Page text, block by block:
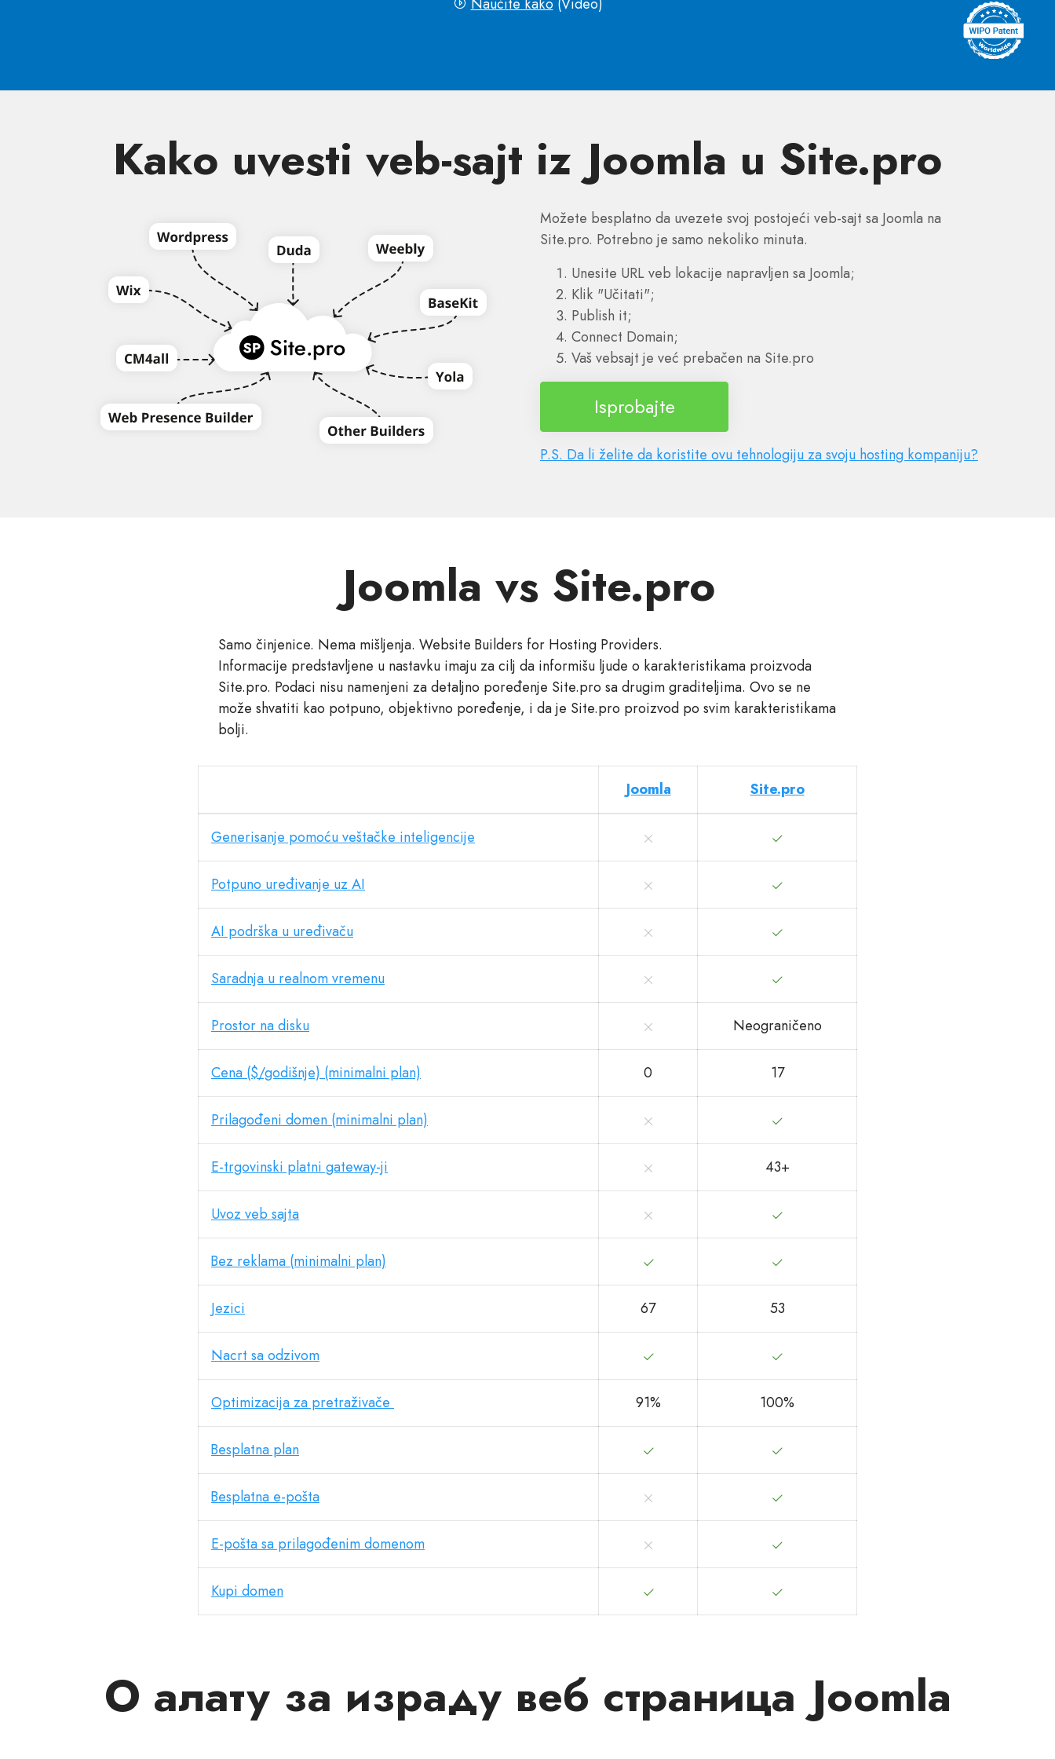
Kako uvesti veb-sajt iz Joomla u Site.pro
Možete besplatno da uvezete svoj postojeći veb-sajt sa Joomla na
Site.pro. Potrebno je samo nekoliko minuta.
Unesite URL veb lokacije napravljen sa Joomla;
Klik "Učitati";
Publish it;
Connect Domain;
Vaš vebsajt je već prebačen na Site.pro
Isprobajte
P.S. Da li želite da koristite ovu tehnologiju za svoju hosting kompaniju?
Joomla vs Site.pro
Samo činjenice. Nema mišljenja. Website Builders for Hosting Providers.
Informacije predstavljene u nastavku imaju za cilj da informišu ljude o karakteristikama proizvoda
Site.pro. Podaci nisu namenjeni za detaljno poređenje Site.pro sa drugim graditeljima. Ovo se ne
može shvatiti kao potpuno, objektivno poređenje, i da je Site.pro proizvod po svim karakteristikama
bolji.
Joomla Site.pro
Generisanje pomoću veštačke inteligencije
Potpuno uređivanje uz AI
AI podrška u uređivaču
Saradnja u realnom vremenu
Prostor na disku Neograničeno
Cena ($/godišnje) (minimalni plan) 0 17
Prilagođeni domen (minimalni plan)
E-trgovinski platni gateway-ji 43+
Uvoz veb sajta
Bez reklama (minimalni plan)
Jezici 67 53
Nacrt sa odzivom
Optimizacija za pretraživače 91% 100%
Besplatna plan
Besplatna e-pošta
E-pošta sa prilagođenim domenom
Kupi domen
О алату за израду веб страница Joomla